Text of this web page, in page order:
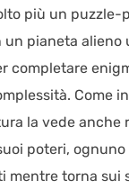
più un puzzle-
pianeta alieno
completare
Come
la vede anche
poteri,
mentre torna sui